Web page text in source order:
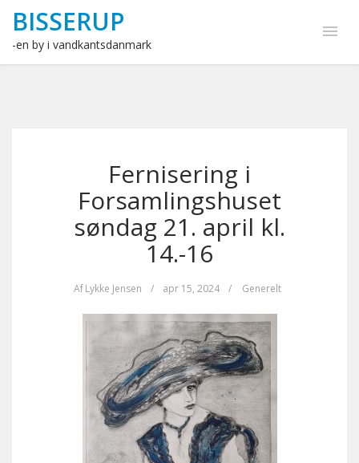
BISSERUP
-en by i vandkantsdanmark
Fernisering i
Forsamlingshuset
søndag 21. april kl.
14.-16
AfLykke Jensen / apr 15, 2024 / Generelt